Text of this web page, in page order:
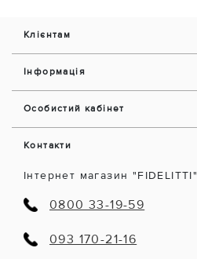
Клієнтам
Інформація
Особистий кабінет
Контакти
Інтернет магазин "FIDELITTI"
0800 33-19-59
093 170-21-16